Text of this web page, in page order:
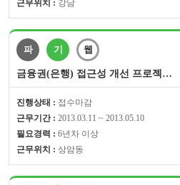
근무위치 : 강남
파 기 웹
금융권(은행) 접근성 개선 프로젝…
진행상태 : 접수마감
근무기간 : 2013.03.11 ~ 2013.05.10
필요경력 : 6년차 이상
근무위치 : 상암동